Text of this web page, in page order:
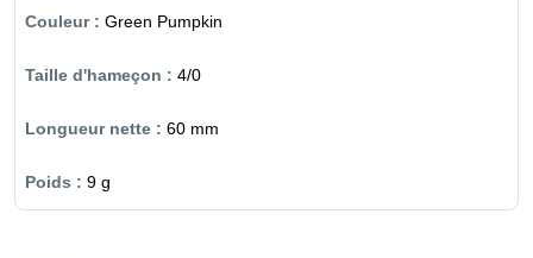
Green Pumpkin
4/0
60 mm
9 g